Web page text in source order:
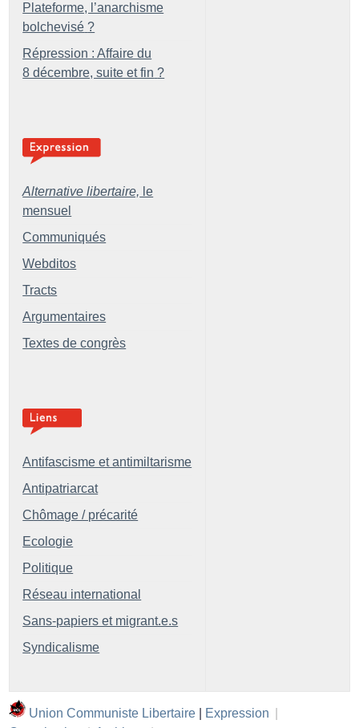
Plateforme, l’anarchisme
bolchevisé ?
Répression : Affaire du
8 décembre, suite et fin ?
Alternative libertaire, le
mensuel
Communiqués
Webditos
Tracts
Argumentaires
Textes de congrès
Antifascisme et antimiltarisme
Antipatriarcat
Chômage / précarité
Ecologie
Politique
Réseau international
Sans-papiers et migrant.e.s
Syndicalisme
Union Communiste Libertaire Expression